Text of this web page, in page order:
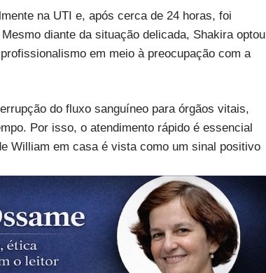
na UTI e, após cerca de 24 horas, foi
diante da situação delicada, Shakira optou
em meio à preocupação com a
do fluxo sanguíneo para órgãos vitais,
Por isso, o atendimento rápido é essencial
William em casa é vista como um sinal positivo